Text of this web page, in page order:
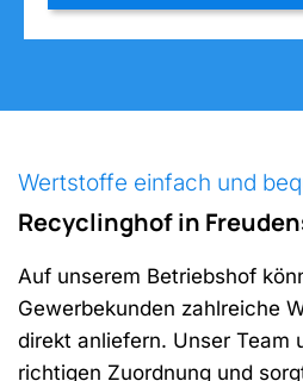
Wertstoffe einfach und
Recyclinghof in
Auf unserem Betriebshof
Gewerbekunden zahlreiche
direkt anliefern. Unser Team
richtigen Zuordnung und